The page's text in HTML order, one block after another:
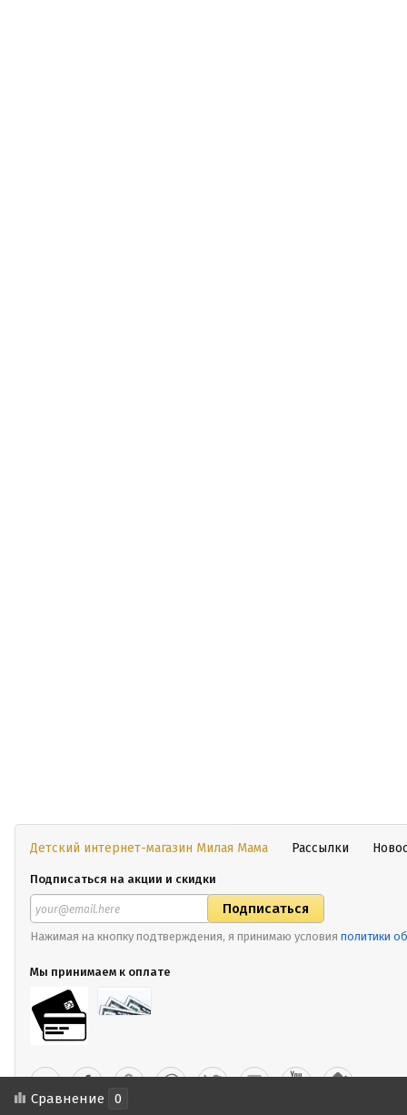
Детский интернет-магазин Милая Мама Рассылки
Подписаться на акции и скидки
Нажимая на кнопку подтверждения, я принимаю условия политики
Мы принимаем к оплате
Сравнение 0